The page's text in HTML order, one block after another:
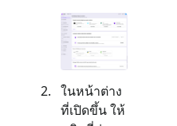
ในหน้าต่าง
ที่เปิดขึ้น ให้